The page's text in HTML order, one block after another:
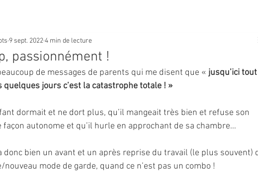
passionnément !
9 sept. 20224 min de lecture
de messages de parents qui me disent que « jusqu’ici tout
jours c’est la catastrophe totale ! »
dormait et ne dort plus, qu’il mangeait très bien et refuse son
façon autonome et qu’il hurle en approchant de sa chambre…
donc bien un avant et un après reprise du travail (le plus souvent)
mode de garde, quand ce n’est pas un combo !